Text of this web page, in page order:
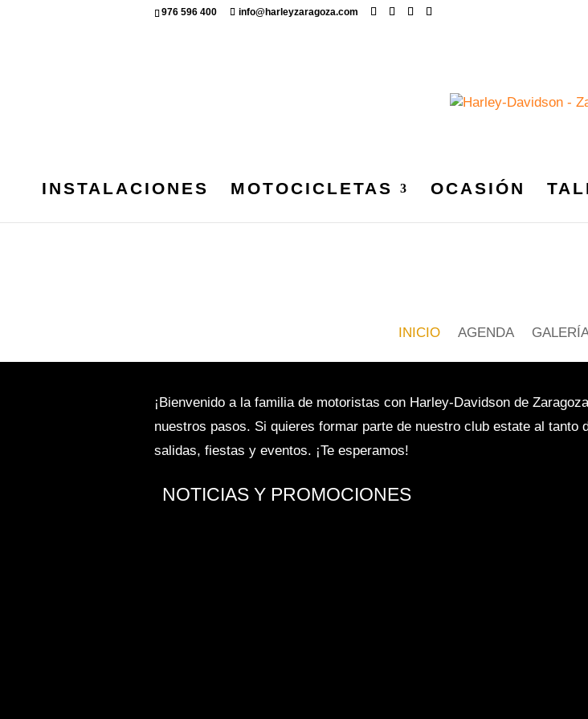
976 596 400 info@harleyzaragoza.com
INSTALACIONES MOTOCICLETAS OCASIÓN
INICIO AGENDA
¡Bienvenido a la familia de motoristas con Harley-Davidson de
nuestros pasos. Si quieres formar parte de nuestro club estate al tanto
salidas, fiestas y eventos. ¡Te esperamos!
NOTICIAS Y PROMOCIONES